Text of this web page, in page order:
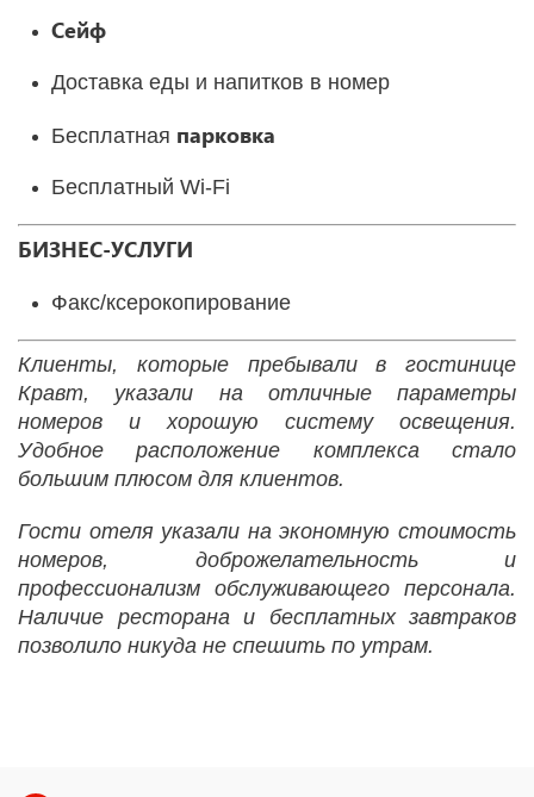
Сейф
Доставка еды и напитков в номер
Бесплатная парковка
Бесплатный Wi-Fі
БИЗНЕС-УСЛУГИ
Факс/ксерокопирование
Клиенты, которые пребывали в гостинице
Кравт, указали на отличные параметры
номеров и хорошую систему освещения.
Удобное расположение комплекса стало
большим плюсом для клиентов.
Гости отеля указали на экономную стоимость
номеров, доброжелательность и
профессионализм обслуживающего персонала.
Наличие ресторана и бесплатных завтраков
позволило никуда не спешить по утрам.